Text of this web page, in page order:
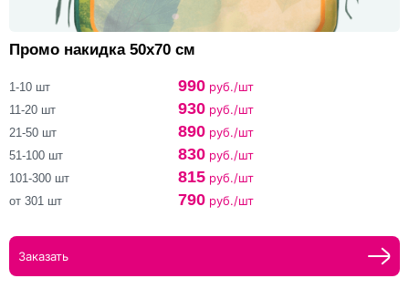
Промо накидка 50х70 см
1-10 шт 990 руб./шт
11-20 шт 930 руб./шт
21-50 шт 890 руб./шт
51-100 шт 830 руб./шт
101-300 шт 815 руб./шт
от 301 шт 790 руб./шт
Заказать